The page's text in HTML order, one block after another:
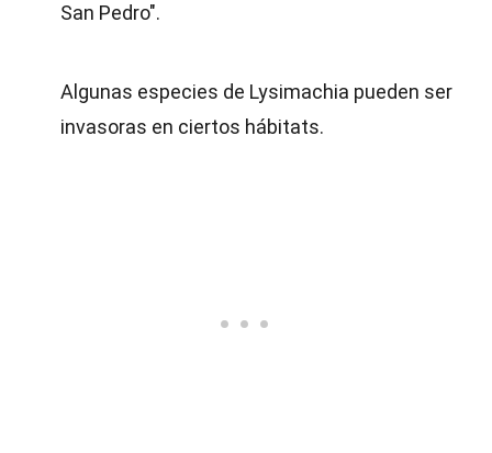
San Pedro".
Algunas especies de Lysimachia pueden ser
invasoras en ciertos hábitats.